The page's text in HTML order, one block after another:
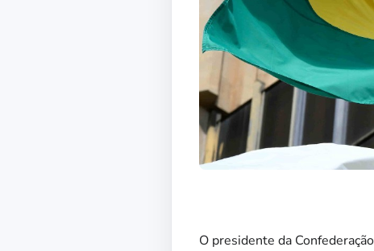
O presidente da